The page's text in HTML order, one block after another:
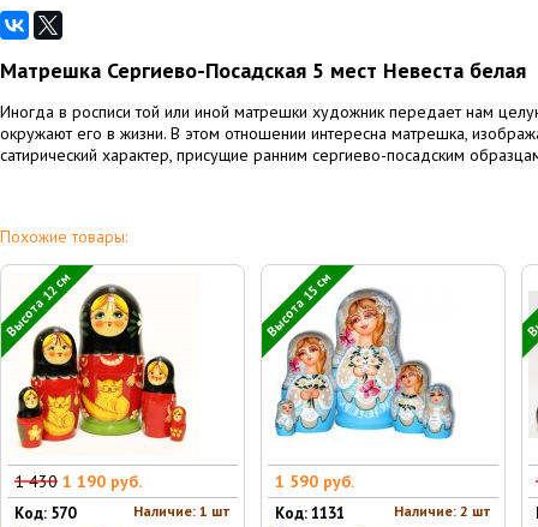
Матрешка Сергиево-Посадская 5 мест Невеста белая
Иногда в росписи той или иной матрешки художник передает нам
окружают его в жизни. В этом отношении интересна матрешка,
сатирический характер, присущие ранним сергиево-посадским
Похожие товары:
Высота 12 см
1 430 1 190 руб.
Наличие: 1 шт
Код: 570
Высота 15 см
1 590 руб.
Наличие: 2 шт
Код: 1131